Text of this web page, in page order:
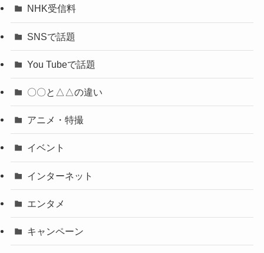
NHK受信料
SNSで話題
You Tubeで話題
〇〇と△△の違い
アニメ・特撮
イベント
インターネット
エンタメ
キャンペーン